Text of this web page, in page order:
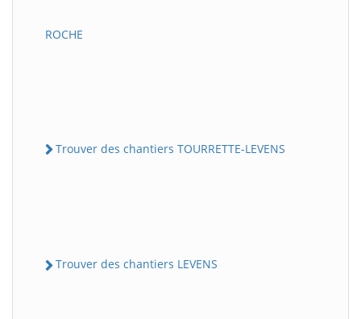
ROCHE
Trouver des chantiers TOURRETTE-LEVENS
Trouver des chantiers LEVENS